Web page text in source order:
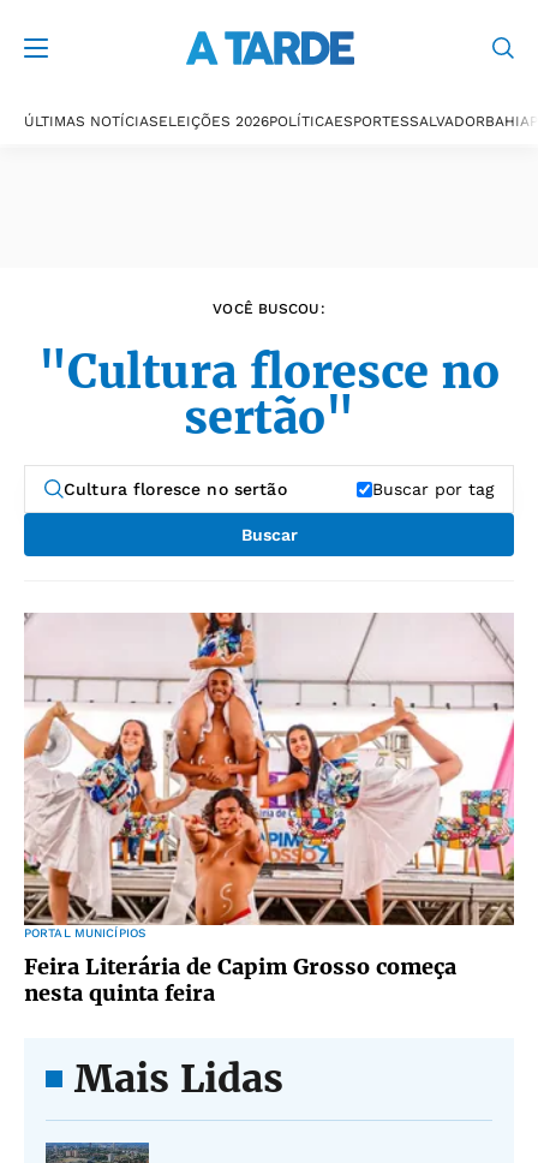
ÚLTIMAS NOTÍCIASELEIÇÕES 2026POLÍTICAESPORTESSALVADORBAHIA
VOCÊ BUSCOU:
"Cultura floresce no
sertão"
Buscar por tag
Buscar
PORTAL MUNICÍPIOS
Feira Literária de Capim Grosso começa
nesta quinta feira
Mais Lidas